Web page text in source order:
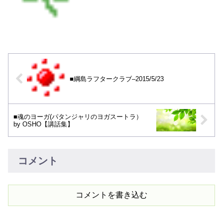
■綱島ラフタークラブ–2015/5/23
■魂のヨーガ(パタンジャリのヨガスートラ）
by OSHO【講話集】
コメント
コメントを書き込む